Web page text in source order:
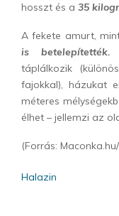
hosszt és a 35
A fekete amurt,
is betelepítették.
táplálkozik
fajokkal), házukat
méteres
élhet – jellemzi az
(Forrás:
Halazin